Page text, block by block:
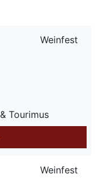
Weinfest
Tourimus
Weinfest